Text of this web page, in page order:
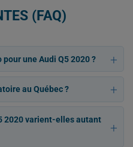
(FAQ)
une Audi Q5 2020 ?
au Québec ?
2020 varient-elles autant